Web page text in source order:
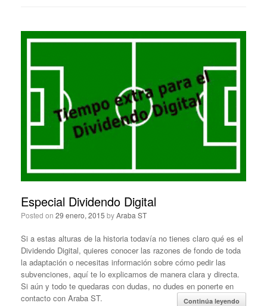
Especial Dividendo Digital
Posted on 29 enero, 2015 byAraba ST
Si a estas alturas de la historia todavía no tienes claro qué es el
Dividendo Digital, quieres conocer las razones de fondo de toda
la adaptación o necesitas información sobre cómo pedir las
subvenciones, aquí te lo explicamos de manera clara y directa.
Si aún y todo te quedaras con dudas, no dudes en ponerte en
contacto con Araba ST.
Continúa leyendo